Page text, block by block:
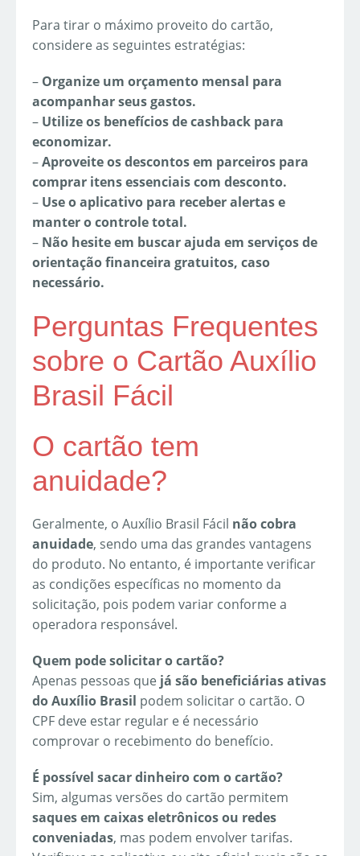
Para tirar o máximo proveito do cartão,
considere as seguintes estratégias:
– Organize um orçamento mensal para
acompanhar seus gastos.
– Utilize os benefícios de cashback para
economizar.
–Aproveite os descontos em parceiros para
comprar itens essenciais com desconto.
– Use o aplicativo para receber alertas e
manter o controle total.
– Não hesite em buscar ajuda em serviços de
orientação financeira gratuitos, caso
necessário.
Perguntas Frequentes
sobre o Cartão Auxílio
Brasil Fácil
O cartão tem
anuidade?
Geralmente, o Auxílio Brasil Fácil não cobra
anuidade, sendo uma das grandes vantagens
do produto. No entanto, é importante verificar
as condições específicas no momento da
solicitação, pois podem variar conforme a
operadora responsável.
Quem pode solicitar o cartão?
Apenas pessoas que já são beneficiárias ativas
do Auxílio Brasil podem solicitar o cartão. O
CPF deve estar regular e é necessário
comprovar o recebimento do benefício.
É possível sacar dinheiro com o cartão?
Sim, algumas versões do cartão permitem
saques em caixas eletrônicos ou redes
conveniadas, mas podem envolver tarifas.